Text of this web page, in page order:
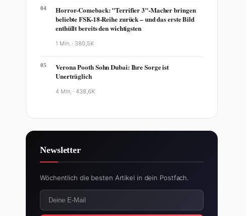
04
Horror-Comeback: "Terrifier 3"-Macher bringen
beliebte FSK-18-Reihe zurück – und das erste Bild
enthüllt bereits den wichtigsten
1 Min. · 380,5K
05
Verona Pooth Sohn Dubai: Ihre Sorge ist
Unerträglich
4 Min. ·438,6K
Newsletter
Wöchentlich die besten Artikel in dein Postfach.